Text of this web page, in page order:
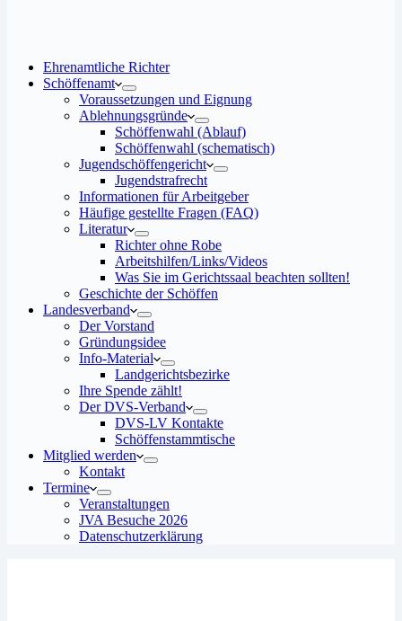
Ehrenamtliche Richter
Schöffenamt
Voraussetzungen und Eignung
Ablehnungsgründe
Schöffenwahl (Ablauf)
Schöffenwahl (schematisch)
Jugendschöffengericht
Jugendstrafrecht
Informationen für Arbeitgeber
Häufige gestellte Fragen (FAQ)
Literatur
Richter ohne Robe
Arbeitshilfen/Links/Videos
Was Sie im Gerichtssaal beachten sollten!
Geschichte der Schöffen
Landesverband
Der Vorstand
Gründungsidee
Info-Material
Landgerichtsbezirke
Ihre Spende zählt!
Der DVS-Verband
DVS-LV Kontakte
Schöffenstammtische
Mitglied werden
Kontakt
Termine
Veranstaltungen
JVA Besuche 2026
Datenschutz­erklärung